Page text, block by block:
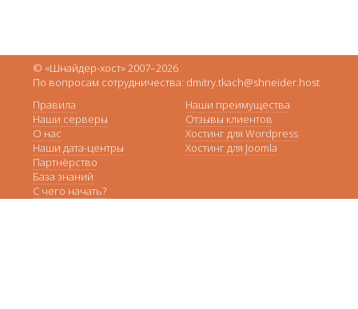
© «Шнайдер-хост» 2007–2026
По вопросам сотрудничества: dmitry.tkach@shneider.host
Правила
Наши серверы
О нас
Наши дата-центры
Партнёрство
База знаний
С чего начать?
Наши преимущества
Отзывы клиентов
Хостинг для Wordpress
Хостинг для Joomla